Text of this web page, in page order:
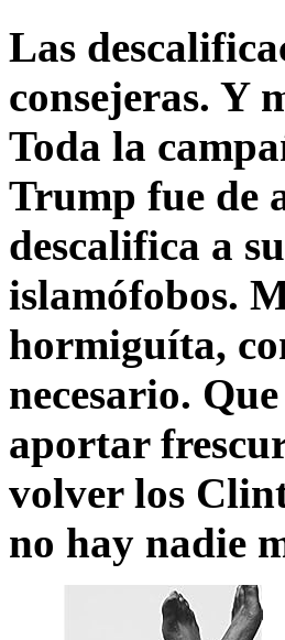
Las
consejeras. Y
Toda la
Trump fue de
descalifica a
islamófobos.
hormiguíta,
necesario.
aportar
volver los
no hay nadie